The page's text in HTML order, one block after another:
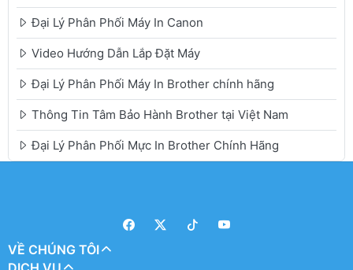
Đại Lý Phân Phối Máy In Canon
Video Hướng Dẫn Lắp Đặt Máy
Đại Lý Phân Phối Máy In Brother chính hãng
Thông Tin Tâm Bảo Hành Brother tại Việt Nam
Đại Lý Phân Phối Mực In Brother Chính Hãng
VỀ CHÚNG TÔI